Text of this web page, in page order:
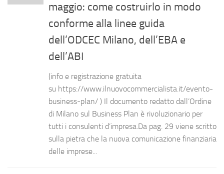
maggio: come costruirlo in modo
conforme alla linee guida
dell’ODCEC Milano, dell’EBA e
dell’ABI
(info e registrazione gratuita
su https://www.ilnuovocommercialista.it/evento-
business-plan/ ) Il documento redatto dall’Ordine
di Milano sul Business Plan è rivoluzionario per
tutti i consulenti d’impresa.Da pag. 29 viene scritto
sulla pietra che la nuova comunicazione finanziaria
delle imprese...